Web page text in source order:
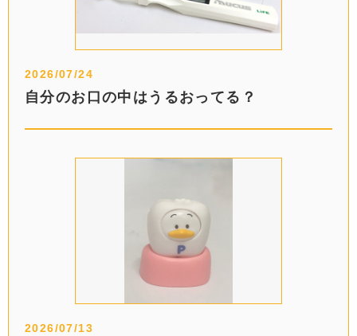
2026/07/24
自分のお口の中はうるおってる？
2026/07/13